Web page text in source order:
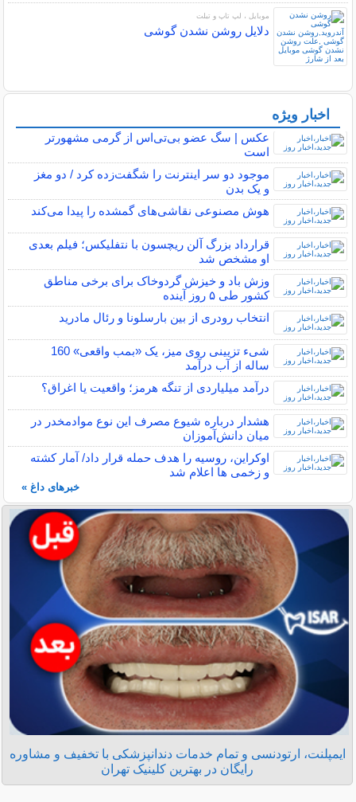
موبایل ، لپ تاپ و تبلت
دلایل روشن نشدن گوشی
اخبار ویژه
پربیننده های خبر
عکس | سگ عضو بی‌تی‌اس از گرمی مشهورتر
است
موجود دو سر اینترنت را شگفت‌زده کرد / دو مغز
و یک بدن
هوش مصنوعی نقاشی‌های گمشده را پیدا می‌کند
قرارداد بزرگ آلن ریچسون با نتفلیکس؛ فیلم بعدی
او مشخص شد
وزش باد و خیزش گردوخاک برای برخی مناطق
کشور طی ۵ روز آینده
انتخاب رودری از بین بارسلونا و رئال مادرید
شیء تزیینی روی میز، یک «بمب واقعی» 160
ساله از آب درآمد
درآمد میلیاردی از تنگه هرمز؛ واقعیت یا اغراق؟
هشدار درباره شیوع مصرف این نوع موادمخدر در
میان دانش‌آموزان
اوکراین، روسیه را هدف حمله قرار داد/ آمار کشته
و زخمی ها اعلام شد
خبرهای داغ »
ایمپلنت، ارتودنسی و تمام خدمات دندانپزشکی با تخفیف و مشاوره
رایگان در بهترین کلینیک تهران